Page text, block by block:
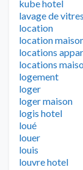
kube hotel
lavage de vitres
location
location
locations
locations
logement
loger
loger maison
logis hotel
loué
louer
louis
louvre hotel